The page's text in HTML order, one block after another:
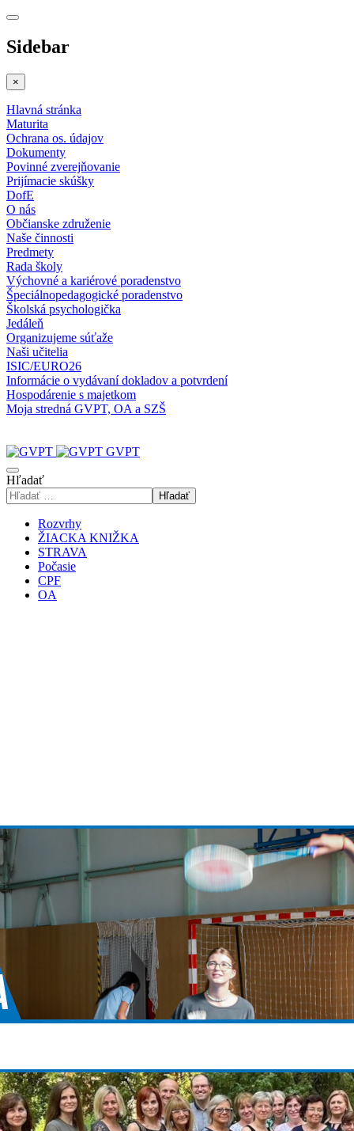
Sidebar
×
Hlavná stránka
Maturita
Ochrana os. údajov
Dokumenty
Povinné zverejňovanie
Prijímacie skúšky
DofE
O nás
Občianske združenie
Naše činnosti
Predmety
Rada školy
Výchovné a kariérové poradenstvo
Špeciálnopedagogické poradenstvo
Školská psychologička
Jedáleň
Organizujeme súťaže
Naši učitelia
ISIC/EURO26
Informácie o vydávaní dokladov a potvrdení
Hospodárenie s majetkom
Moja stredná GVPT, OA a SZŠ
GVPT
Hľadať
Hľadať
Rozvrhy
ŽIACKA KNIŽKA
STRAVA
Počasie
CPF
OA